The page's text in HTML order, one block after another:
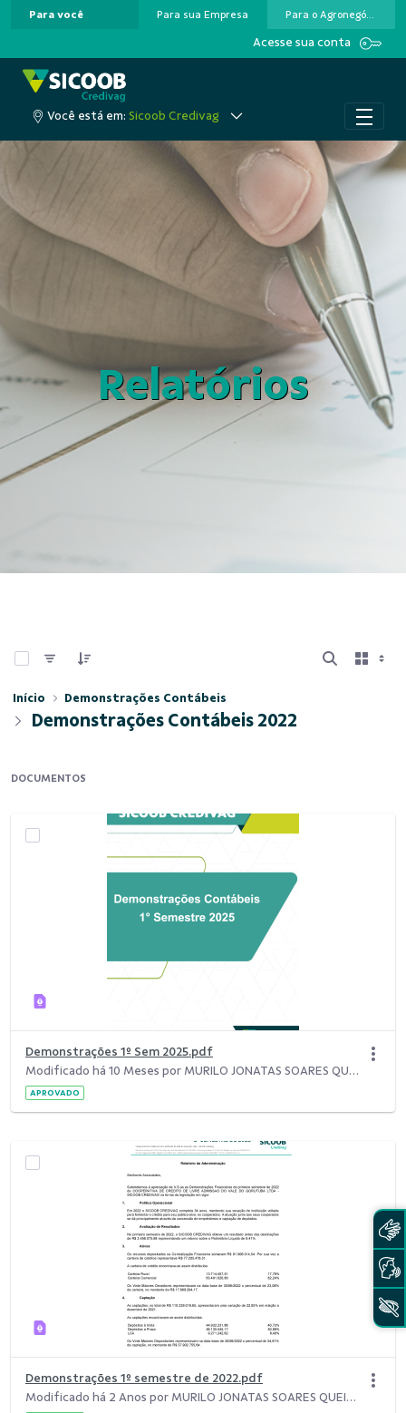
Pular para o Conteúdo principal
Para você Para sua Empresa Para o Agronegócio
Acesse sua conta
Você está em: Sicoob Credivag
Relatórios
Início Demonstrações Contábeis
Demonstrações Contábeis 2022
DOCUMENTOS
Demonstrações 1º Sem 2025.pdf
Modificado há 10 Meses por MURILO JONATAS SOARES QUEIROZ.
APROVADO
Demonstrações 1º semestre de 2022.pdf
Modificado há 2 Anos por MURILO JONATAS SOARES QUEIROZ.